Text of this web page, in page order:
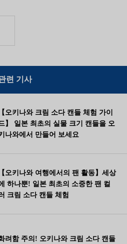
련 기사
【오키나와 크림 소다 캔들 체험 가이
】 일본 최초의 실물 크기 캔들을 오
나와에서 만들어 보세요
【오키나와 여행에서의 팬 활동】세상
하나뿐! 일본 최초의 소중한 팬 컬
크림 소다 캔들 체험
려함 주의! 오키나와 크림 소다 캔들